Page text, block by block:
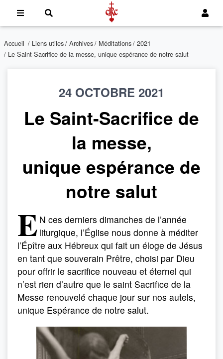
Accueil / Liens utiles/ Archives/ Méditations/ 2021
/ Le Saint-Sacrifice de la messe, unique espérance de notre salut
24 OCTOBRE 2021
Le Saint-Sacrifice de
la messe,
unique espérance de
notre salut
E N ces derniers dimanches de l’année
liturgique, l’Église nous donne à méditer
l’Épître aux Hébreux qui fait un éloge de Jésus
en tant que souverain Prêtre, choisi par Dieu
pour offrir le sacrifice nouveau et éternel qui
n’est rien d’autre que le saint Sacrifice de la
Messe renouvelé chaque jour sur nos autels,
unique Espérance de notre salut.